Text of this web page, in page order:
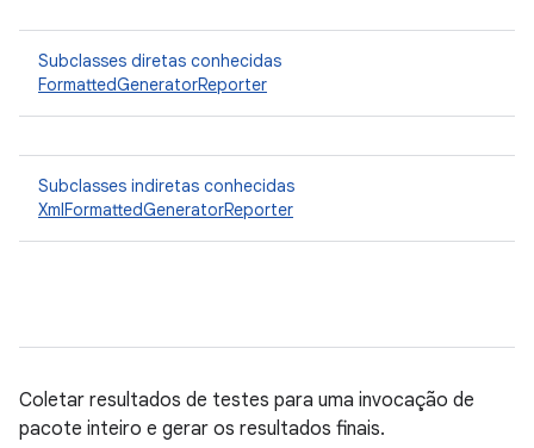
Subclasses diretas conhecidas
FormattedGeneratorReporter
Subclasses indiretas conhecidas
XmlFormattedGeneratorReporter
Coletar resultados de testes para uma invocação de
pacote inteiro e gerar os resultados finais.